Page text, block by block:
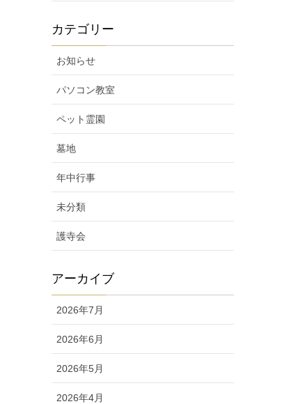
カテゴリー
お知らせ
パソコン教室
ペット霊園
墓地
年中行事
未分類
護寺会
アーカイブ
2026年7月
2026年6月
2026年5月
2026年4月